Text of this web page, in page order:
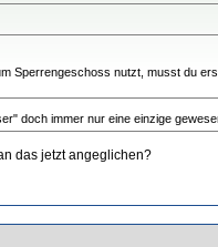
Sperrengeschoss nutzt, musst du
doch immer nur eine einzige
das jetzt angeglichen?